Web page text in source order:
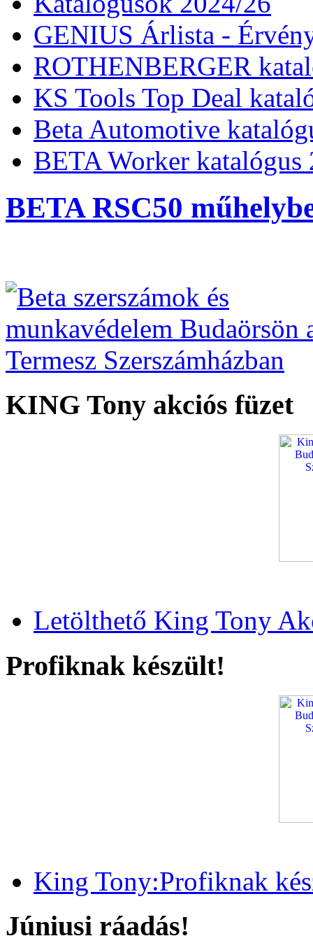
GENIUS Árlista -
ROTHENBERGER
KS Tools Top Deal
Beta Automotive
BETA Worker katalógus
BETA RSC50
KING Tony akciós füzet
Letölthető King Tony
Profiknak készült!
King Tony:Profiknak
Júniusi ráadás!